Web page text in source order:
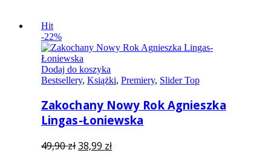
Hit
-22%
Dodaj do koszyka
Bestsellery, Książki, Premiery, Slider Top
Zakochany Nowy Rok Agnieszka
Lingas-Łoniewska
49,90złPierwotna
38,99 złAktualna